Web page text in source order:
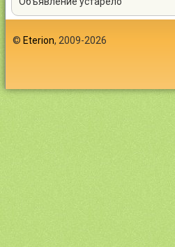
© Eterion, 2009-2026